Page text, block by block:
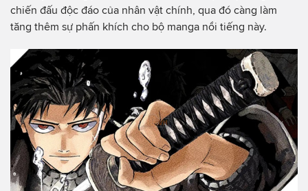
chiến đấu độc đáo của nhân vật chính, qua đó càng làm
tăng thêm sự phấn khích cho bộ manga nổi tiếng này.